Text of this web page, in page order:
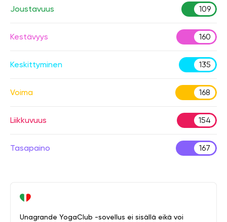
Joustavuus 109
Kestävyys 160
Keskittyminen 135
Voima 168
Liikkuvuus 154
Tasapaino 167
Unagrande YogaClub -sovellus ei sisällä eikä voi